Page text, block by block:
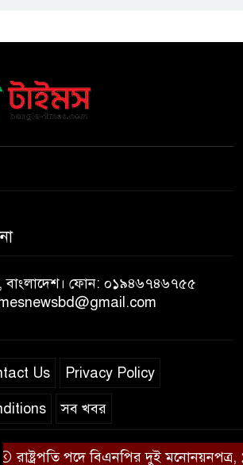
একই খাটে মা-ছেলের লাশ, শিশুর
মৃত্যু
মাকে খুঁজতে এসে মিলল পলিথিনে
মোড়ানো মরদেহ, মেলেনি মাথা ও
বাংলাদেশ। ফোন: ০১৯৪৬৭৪৬৭৫৫
Us Privacy Policy
সব খবর
বাংলা-টাইমস ২০২০-২০২৪
পদে বিএনপির দুই মনোনয়নপত্র, ১১